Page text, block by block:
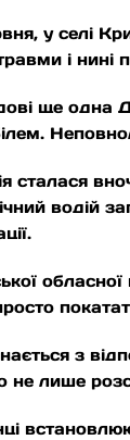
у селі
і нині
ще одна
сталася
водій
з
не лише